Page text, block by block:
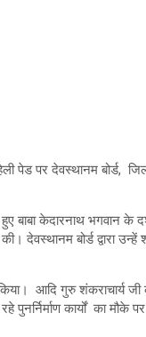
पेड पर देवस्थानम बोर्ड,
बाबा केदारनाथ भगवान के
बोर्ड द्वारा उन्हें
आदि गुरु शंकराचार्य जी
पुनर्निर्माण कार्यों का मौके